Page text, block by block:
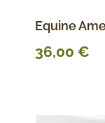
Equine
36,00 €